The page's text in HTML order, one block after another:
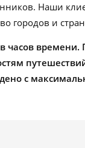
Наши
городов и
часов времени.
с